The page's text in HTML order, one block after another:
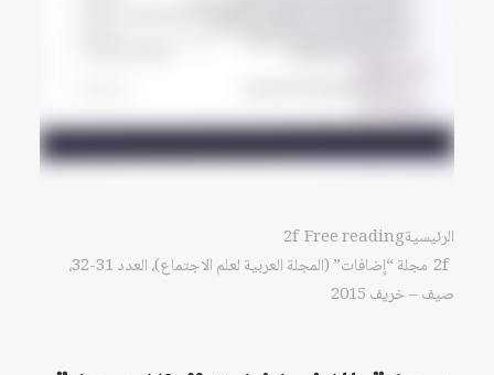
الرئيسيةFree reading
مجلة “إضافات” (المجلة العربية لعلم الاجتماع)، العدد 31-32،
صيف – خريف 2015